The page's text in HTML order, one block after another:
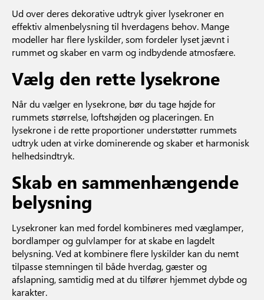
Ud over deres dekorative udtryk giver lysekroner en
effektiv almenbelysning til hverdagens behov. Mange
modeller har flere lyskilder, som fordeler lyset jævnt i
rummet og skaber en varm og indbydende atmosfære.
Vælg den rette lysekrone
Når du vælger en lysekrone, bør du tage højde for
rummets størrelse, loftshøjden og placeringen. En
lysekrone i de rette proportioner understøtter rummets
udtryk uden at virke dominerende og skaber et harmonisk
helhedsindtryk.
Skab en sammenhængende
belysning
Lysekroner kan med fordel kombineres med væglamper,
bordlamper og gulvlamper for at skabe en lagdelt
belysning. Ved at kombinere flere lyskilder kan du nemt
tilpasse stemningen til både hverdag, gæster og
afslapning, samtidig med at du tilfører hjemmet dybde og
karakter.